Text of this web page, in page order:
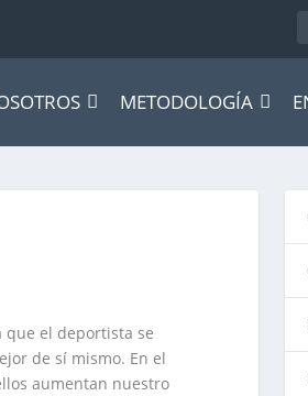
METODOLOGÍA
que el deportista se
de sí mismo. En el
aumentan nuestro